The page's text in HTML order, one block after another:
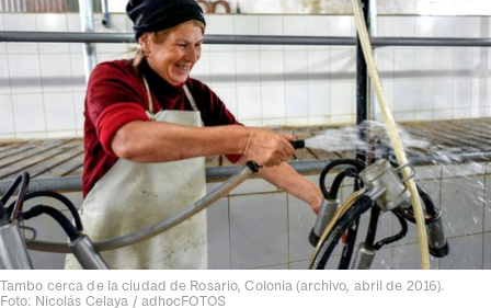
Tambo cerca de la ciudad de Rosario, Colonia (archivo, abril de 2016).
Foto: Nicolás Celaya / adhocFOTOS